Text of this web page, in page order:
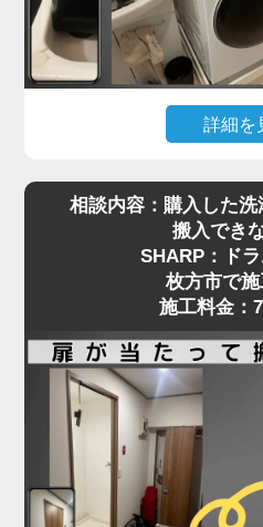
整、アジャスターの調整、
一括で対応し、安心してご
上げました。ドラム式洗濯
～と明瞭で、コスト面でも
ドラム式洗濯機の取り付け
配管の問題でトラブルにな
身での無理な設置は事故や
すので、専門の業者にお任
す。お困りの際は、ぜひお
詳細を
濯パンと本体のサイズがギ
から「設置はできない」
なご相談を、枚方市で施工
からいただきました。設置
洗濯機は、洗面台・壁・ド
る必要があり、数センチの
した。
さらに、他の業者にも断ら
ご連絡をいただいた際に
からず困っている」とのお
えで、洗濯パンと各障害物
相談内容：購入した
搬入でき
SHARP：ド
枚方市で
施工料金：